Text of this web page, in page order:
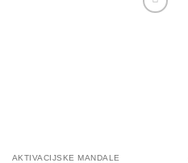
AKTIVACIJSKE MANDALE